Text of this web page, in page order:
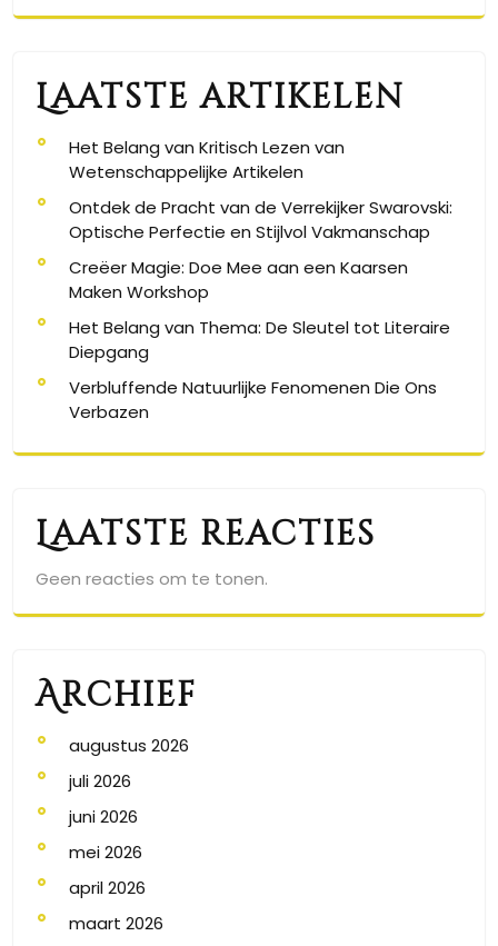
Laatste artikelen
Het Belang van Kritisch Lezen van
Wetenschappelijke Artikelen
Ontdek de Pracht van de Verrekijker Swarovski:
Optische Perfectie en Stijlvol Vakmanschap
Creëer Magie: Doe Mee aan een Kaarsen
Maken Workshop
Het Belang van Thema: De Sleutel tot Literaire
Diepgang
Verbluffende Natuurlijke Fenomenen Die Ons
Verbazen
Laatste reacties
Geen reacties om te tonen.
Archief
augustus 2026
juli 2026
juni 2026
mei 2026
april 2026
maart 2026